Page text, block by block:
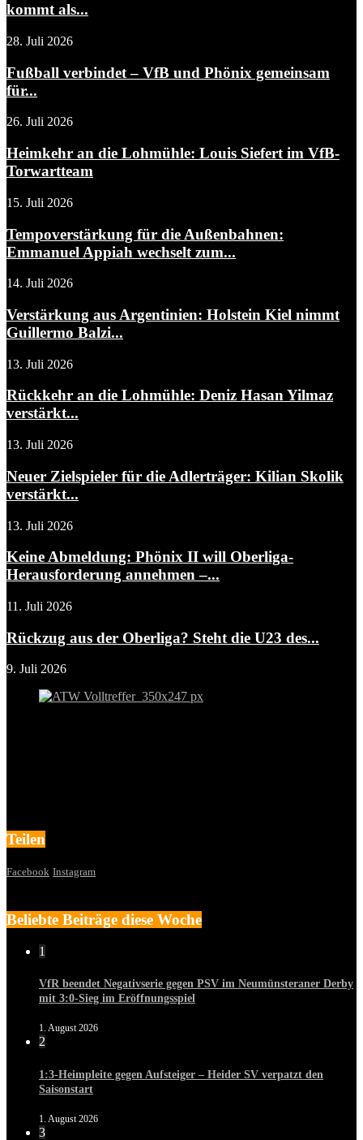
kommt als...
28. Juli 2026
Fußball verbindet – VfB und Phönix gemeinsam
für...
26. Juli 2026
Heimkehr an die Lohmühle: Louis Siefert im VfB-
Torwartteam
15. Juli 2026
Tempoverstärkung für die Außenbahnen:
Emmanuel Appiah wechselt zum...
14. Juli 2026
Verstärkung aus Argentinien: Holstein Kiel nimmt
Guillermo Balzi...
13. Juli 2026
Rückkehr an die Lohmühle: Deniz Hasan Yilmaz
verstärkt...
13. Juli 2026
Neuer Zielspieler für die Adlerträger: Kilian Skolik
verstärkt...
13. Juli 2026
Keine Abmeldung: Phönix II will Oberliga-
Herausforderung annehmen –...
11. Juli 2026
Rückzug aus der Oberliga? Steht die U23 des...
9. Juli 2026
Teilen
Facebook Instagram
Beliebte Beiträge diese Woche
1
VfR beendet Negativserie gegen PSV im Neumünsteraner Derby
mit 3:0-Sieg im Eröffnungsspiel
1. August 2026
2
1:3-Heimpleite gegen Aufsteiger – Heider SV verpatzt den
Saisonstart
1. August 2026
3